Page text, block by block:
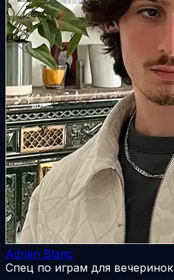
Adrien Blanc
Спец по играм для вечеринок